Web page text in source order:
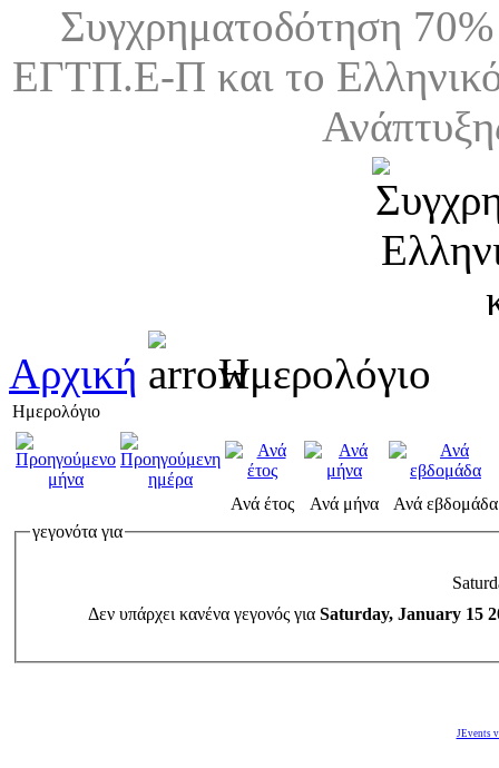
Συγχρηματοδότηση
ΕΓΤΠ.Ε-Π και το
Αρχική Ημερολόγιο
Ημερολόγιο
Ανά έτος Ανά μήνα
Ανά εβδομάδα
γεγονότα για
Δεν υπάρχει κανένα γεγονός για Saturday, January 15
JEvents